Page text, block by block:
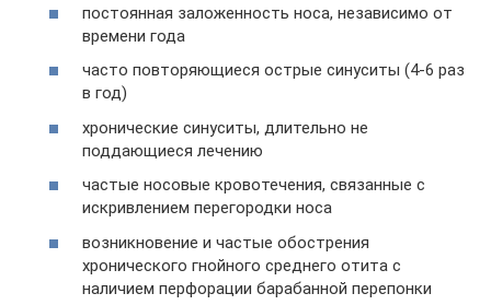
постоянная заложенность носа, независимо от
времени года
часто повторяющиеся острые синуситы (4-6 раз
в год)
хронические синуситы, длительно не
поддающиеся лечению
частые носовые кровотечения, связанные с
искривлением перегородки носа
возникновение и частые обострения
хронического гнойного среднего отита с
наличием перфорации барабанной перепонки